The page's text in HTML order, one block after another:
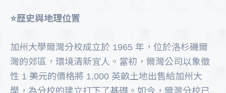
⭐️歷史與地理位置
加州大學爾灣分校成立於 1965 年，位於洛杉磯爾
灣的郊區，環境清新宜人。當初，爾灣公司以象徵
性 1 美元的價格將 1,000 英畝土地出售給加州大